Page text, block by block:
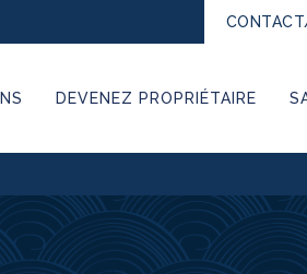
DEVENEZ PROPRIÉTAIRE